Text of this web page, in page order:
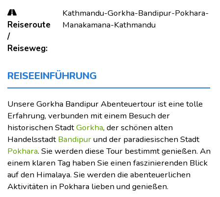
Reiseroute
/
Reiseweg:
Kathmandu-Gorkha-Bandipur-Pokhara-
Manakamana-Kathmandu
REISEEINFÜHRUNG
Unsere Gorkha Bandipur Abenteuertour ist eine tolle
Erfahrung, verbunden mit einem Besuch der
historischen StadtGorkha, der schönen alten
Handelsstadt Bandipurund der paradiesischen Stadt
Pokhara. Sie werden diese Tour bestimmt genießen. An
einem klaren Tag haben Sie einen faszinierenden Blick
auf den Himalaya. Sie werden die abenteuerlichen
Aktivitäten in Pokhara lieben und genießen.